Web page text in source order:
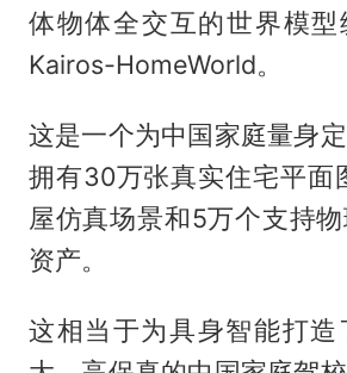
体物体全交互的世界模
Kairos-HomeWorld。
这是一个为中国家庭量身
拥有30万张真实住宅平面
屋仿真场景和5万个支持
资产。
这相当于为具身智能打造